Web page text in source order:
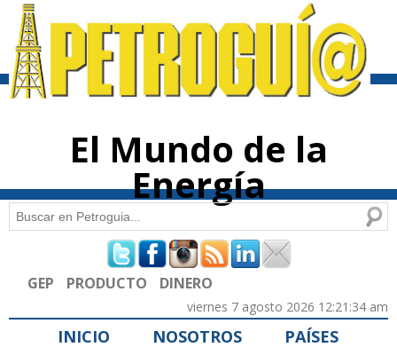
contenido
El Mundo de la
Energía
Formulario de búsqueda
Buscar
GEP PRODUCTO DINERO
viernes 7 agosto 2026 12:21:34 am
INICIO NOSOTROS
PAÍSES